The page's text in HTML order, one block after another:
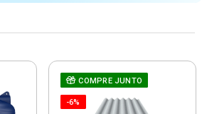
COMPRE JUNTO
-6%